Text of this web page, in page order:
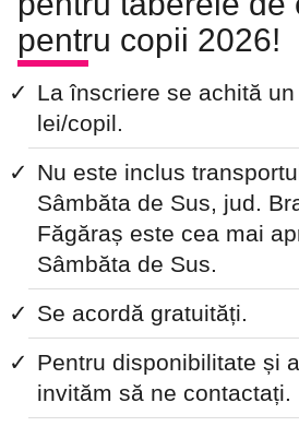
pentru copii 2026!
La înscriere se achită
lei/copil.
Nu este inclus
Sâmbăta de Sus, jud.
Făgăraș este cea mai
Sâmbăta de Sus.
Se acordă gratuități.
Pentru disponibilitate și
invităm să ne contactați.